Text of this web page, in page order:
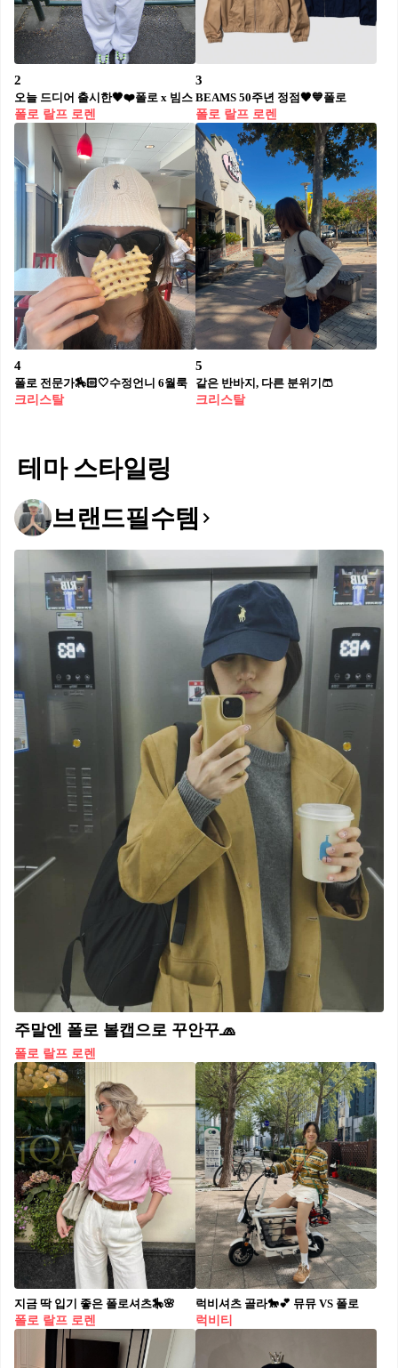
2
오늘 드디어 출시한🖤❤️폴로 x 빔스
폴로 랄프 로렌
3
BEAMS 50주년 정점🖤💙폴로
폴로 랄프 로렌
4
폴로 전문가🏇🏻🤍수정언니 6월룩
크리스탈
5
같은 반바지, 다른 분위기🩳
크리스탈
테마 스타일링
브랜드필수템
주말엔 폴로 볼캡으로 꾸안꾸🧢
폴로 랄프 로렌
지금 딱 입기 좋은 폴로셔츠🎠🌸
폴로 랄프 로렌
럭비셔츠 골라🐎💕 뮤뮤 VS 폴로
럭비티